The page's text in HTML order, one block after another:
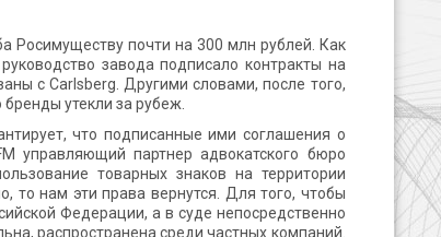
Росимуществу почти на 300 млн рублей. Как
завода подписало контракты на
с Carlsberg. Другими словами, после того,
утекли за рубеж.
что подписанные ими соглашения о
управляющий партнер адвокатского бюро
товарных знаков на территории
то нам эти права вернутся. Для того, чтобы
Федерации, а в суде непосредственно
распространена среди частных компаний.